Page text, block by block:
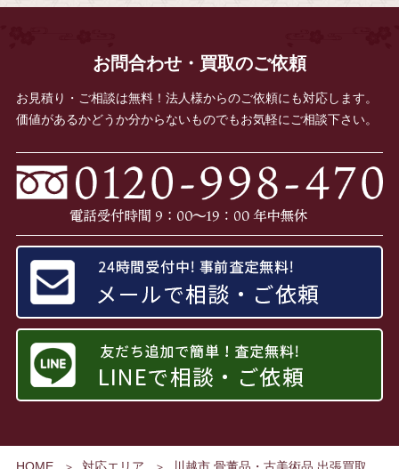
お問合わせ・買取のご依頼
お見積り・ご相談は無料！法人様からのご依頼にも対応します。
価値があるかどうか分からないものでもお気軽にご相談下さい。